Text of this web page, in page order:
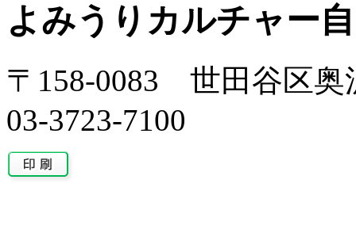
よみうりカルチャー
〒158-0083 世田谷区奥
03-3723-7100